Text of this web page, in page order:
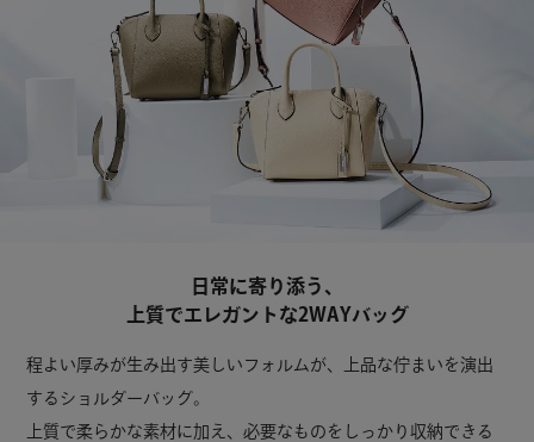
日常に寄り添う、
上質でエレガントな2WAYバッグ
程よい厚みが生み出す美しいフォルムが、上品な佇まいを演出
するショルダーバッグ。
上質で柔らかな素材に加え、必要なものをしっかり収納できる